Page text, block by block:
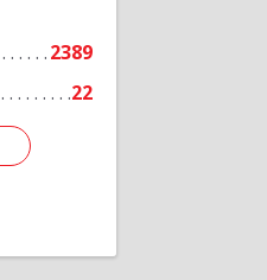
2389
22